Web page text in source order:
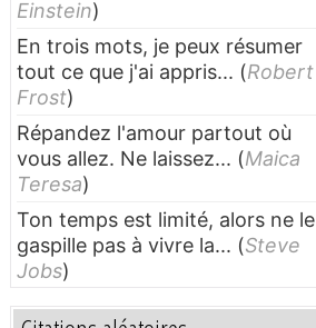
Einstein)
En trois mots, je peux résumer
tout ce que j'ai appris... (Robert
Frost)
Répandez l'amour partout où
vous allez. Ne laissez... (Maica
Teresa)
Ton temps est limité, alors ne le
gaspille pas à vivre la... (Steve
Jobs)